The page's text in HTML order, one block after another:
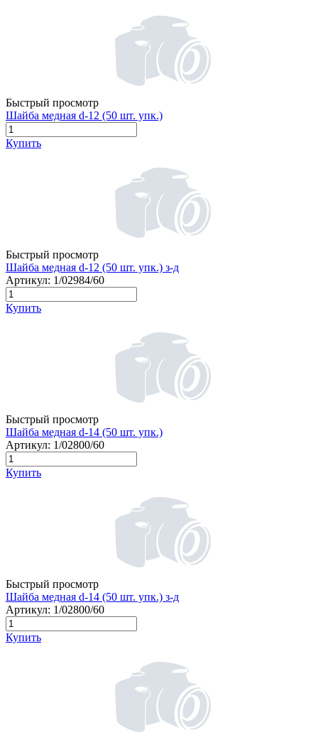
Быстрый просмотр
Шайба медная d-12 (50 шт. упк.)
Купить
Быстрый просмотр
Шайба медная d-12 (50 шт. упк.) з-д
Артикул: 1/02984/60
Купить
Быстрый просмотр
Шайба медная d-14 (50 шт. упк.)
Артикул: 1/02800/60
Купить
Быстрый просмотр
Шайба медная d-14 (50 шт. упк.) з-д
Артикул: 1/02800/60
Купить